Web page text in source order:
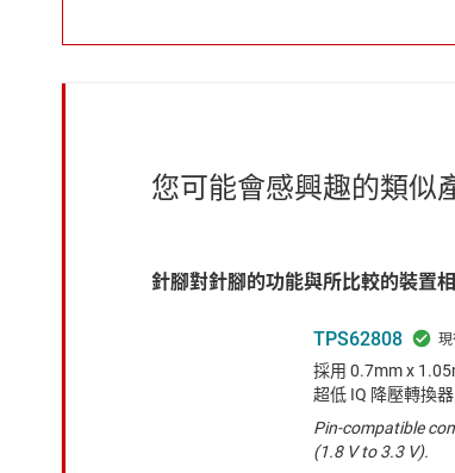
您可能會感興趣的類似
針腳對針腳的功能與所比較的裝置相
TPS62808
採用 0.7mm x
超低 IQ 降壓轉換器
Pin-compatible
(1.8 V to 3.3 V).